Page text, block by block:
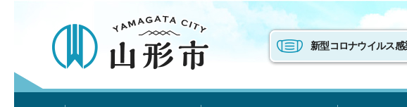
新型コロナウイルス感